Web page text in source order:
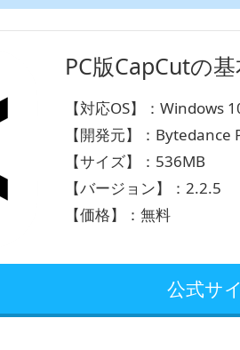
PC版CapCutの
【対応OS】：Windows
【開発元】：Bytedance
【サイズ】：536MB
【バージョン】：2.2.5
【価格】：無料
公式サ